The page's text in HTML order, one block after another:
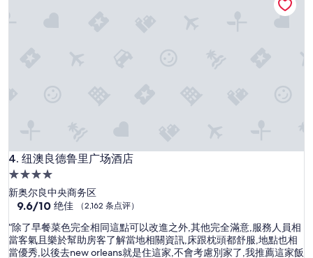
4. 纽澳良德鲁里广场酒店
纽澳良德鲁里广场酒店
4.0
星
住
宿
新奥尔良中央商务区
9.6
总
分
10，
9.6/10 绝佳 （2,162 条点评）
“
除
了
“除了早餐菜色完全相同這點可以改進之外,其他完全滿意,服務人員相
當客氣且樂於幫助房客了解當地相關資訊,床跟枕頭都舒服,地點也相
當優秀,以後去new orleans就是住這家,不會考慮別家了,我推薦這家飯